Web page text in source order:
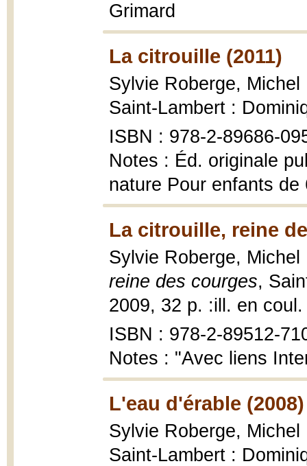
Grimard
La citrouille (2011)
Sylvie Roberge,
Saint-Lambert :
ISBN : 978-2-89686-
Notes : Éd. originale
nature Pour enfants de
La citrouille, reine
Sylvie Roberge,
reine des courges,
2009, 32 p. :ill. en
ISBN : 978-2-89512-
Notes : "Avec liens
L'eau d'érable (2008)
Sylvie Roberge,
Saint-Lambert :